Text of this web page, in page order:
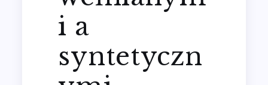
i a
syntetyczn